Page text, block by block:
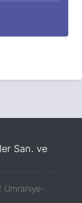
San. ve
Ümraniye-